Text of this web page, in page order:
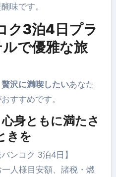
味です。
ク3泊4日プラ
で優雅な旅
贅沢に満喫したいあなた
すすめです。
身ともに満たさ
きを
ンコク 3泊4日】
一人様目安額、諸税・燃